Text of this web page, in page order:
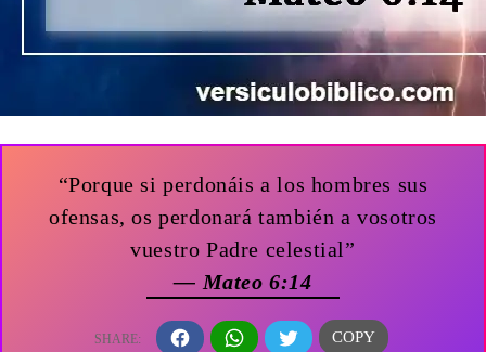
“Porque si perdonáis a los hombres sus
ofensas, os perdonará también a vosotros
vuestro Padre celestial”
— Mateo 6:14